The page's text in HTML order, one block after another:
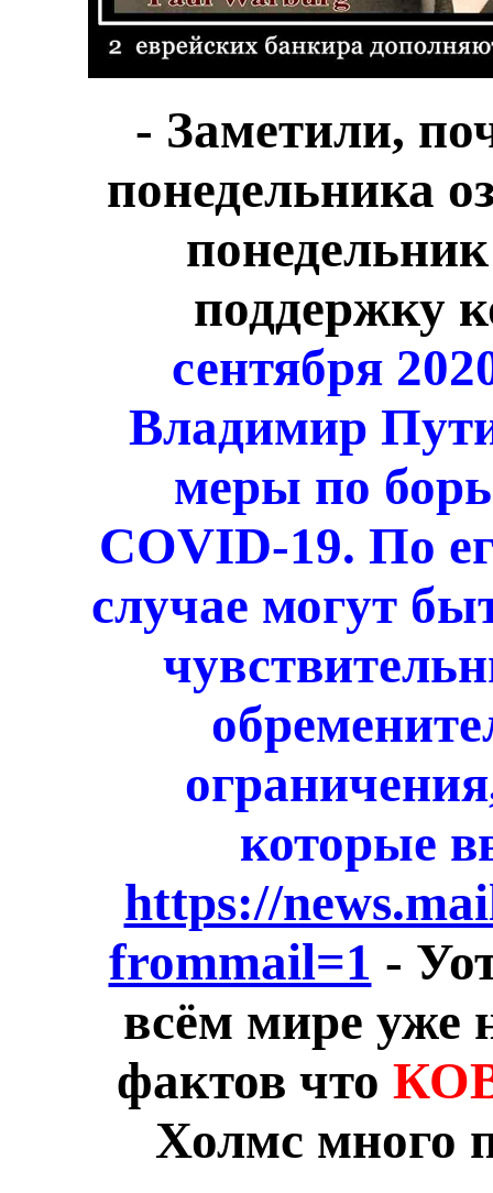
- Заметили,
понедельника
поддержку
сентября
Владимир
меры по
COVID-19. По
случае могут
которые
https://
frommail=1 -
всём мире уже
фактов что
Холмс много